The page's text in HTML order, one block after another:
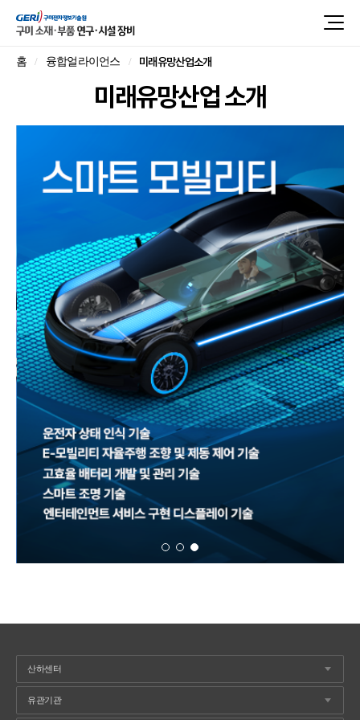
홈 융합얼라이언스 미래유망산업소개
미래유망산업 소개